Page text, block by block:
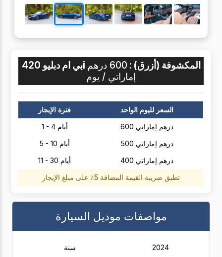
بي ام دبليو 420i المكشوفة (أزرق) :
600 درهم
إماراتي / يوم
فترة الإيجار
السعر لليوم الواحد
1 - 4 أيام
600 درهم إماراتي
5 - 10 أيام
500 درهم إماراتي
11 - 30 أيام
400 درهم إماراتي
تطبق ضريبة القيمة المضافة 5٪ على مبلغ الإيجار
مواصفات موديل السيارة
سنة
2024